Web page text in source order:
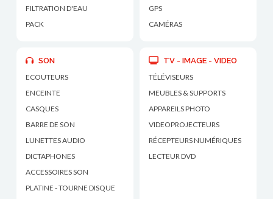
FILTRATION D'EAU
PACK
GPS
CAMÉRAS
SON
ECOUTEURS
ENCEINTE
CASQUES
BARRE DE SON
LUNETTES AUDIO
DICTAPHONES
ACCESSOIRES SON
PLATINE - TOURNE DISQUE
TV - IMAGE - VIDEO
TÉLÉVISEURS
MEUBLES & SUPPORTS
APPAREILS PHOTO
VIDEOPROJECTEURS
RÉCEPTEURS NUMÉRIQUES
LECTEUR DVD